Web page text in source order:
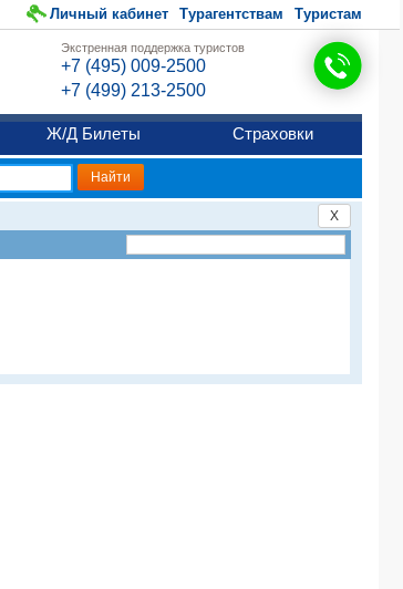
Личный кабинет Турагентствам Туристам
Экстренная поддержка туристов
+7 (495) 009-2500
+7 (499) 213-2500
Ж/Д Билеты Страховки
X